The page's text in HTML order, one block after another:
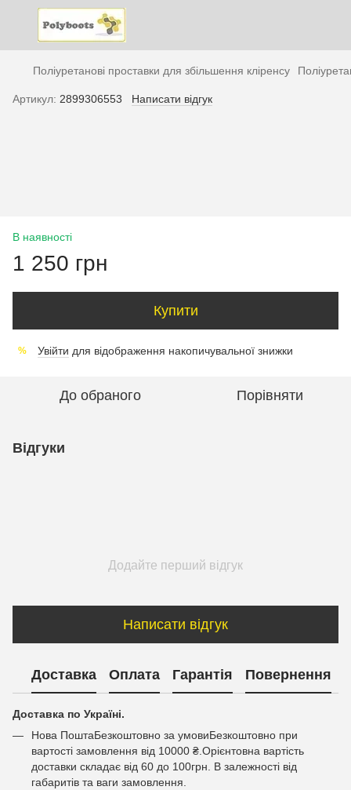
Поліуретанові проставки для збільшення кліренсу
Артикул: 2899306553 Написати відгук
В наявності
1 250 грн
Купити
% Увійти для відображення накопичувальної знижки
До обраного Порівняти
Відгуки
Додайте перший відгук
Написати відгук
Доставка Оплата Гарантія Повернення
Доставка по Україні.
Нова ПоштаБезкоштовно за умовиБезкоштовно при
вартості замовлення від 10000 ₴.Орієнтовна вартість
доставки складає від 60 до 100грн. В залежності від
габаритів та ваги замовлення.